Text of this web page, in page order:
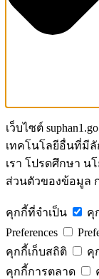
เว็บไซต์
เทคโนโลยีอื่นที่มี
เรา โปรดศึกษา น
ส่วนตัวของข้อมูล
คุกกี้ที่จำเป็น คุ
Preferences
คุกกี้เก็บสถิติ
คุ
คุกกี้การตลาด